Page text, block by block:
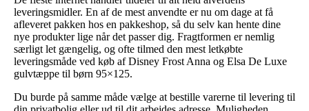
leveringsmidler. En af de mest anvendte er nu om dage at få
afleveret pakken hos en pakkeshop, så du selv kan hente dine
nye produkter lige når det passer dig. Fragtformen er nemlig
særligt let gængelig, og ofte tilmed den mest letkøbte
leveringsmåde ved køb af Disney Frost Anna og Elsa De Luxe
gulvtæppe til børn 95×125.
Du burde på samme måde vælge at bestille varerne til levering til